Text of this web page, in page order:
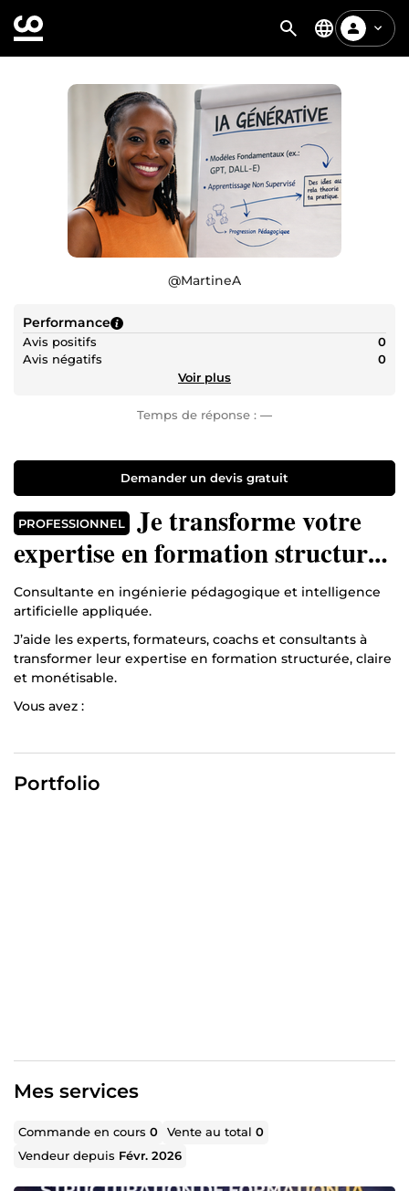
@MartineA
Performance
Avis positifs
0
Avis négatifs
0
Voir plus
Temps de réponse : —
Demander un devis gratuit
PROFESSIONNEL
Je transforme votre
expertise en formation structurée
prête à vendre (IA & ingénierie
pédagogique)
Consultante en ingénierie pédagogique et intelligence
artificielle appliquée.
J’aide les experts, formateurs, coachs et consultants à
transformer leur expertise en formation structurée, claire
et monétisable.
Vous avez :
formation en vrac – un projet e-learning bloqué – une
expertise que vous n’arrivez pas à organiser
Portfolio
Mes services
Commande en cours0 Vente au total0
Vendeur depuis Févr. 2026